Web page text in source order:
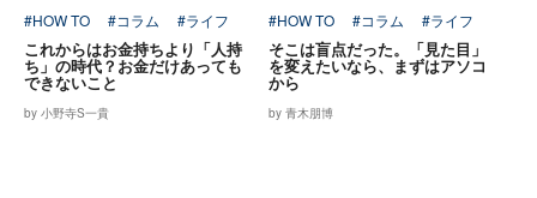
#HOW TO #コラム #ライフ
これからはお金持ちより「人持
ち」の時代？お金だけあっても
できないこと
by 小野寺S一貴
#HOW TO #コラム #ライフ
そこは盲点だった。「見た目」
を変えたいなら、まずはアソコ
から
by 青木朋博